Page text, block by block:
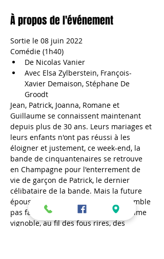
À propos de l'événement
Sortie le 08 juin 2022
Comédie (1h40)
De Nicolas Vanier
Avec Elsa Zylberstein, François-
Xavier Demaison, Stéphane De
Groodt
Jean, Patrick, Joanna, Romane et
Guillaume se connaissent maintenant
depuis plus de 30 ans. Leurs mariages et
leurs enfants n'ont pas réussi à les
éloigner et justement, ce week-end, la
bande de cinquantenaires se retrouve
en Champagne pour l'enterrement de
vie de garçon de Patrick, le dernier
célibataire de la bande. Mais la future
épouse, arrivée à l'improviste, ne semble
pas faire l'unanimité... Dans ce sublime
vignoble, au fil des fous rires, des